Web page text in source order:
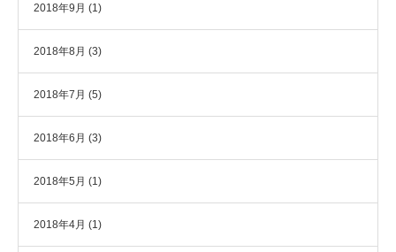
2018年9月 (1)
2018年8月 (3)
2018年7月 (5)
2018年6月 (3)
2018年5月 (1)
2018年4月 (1)